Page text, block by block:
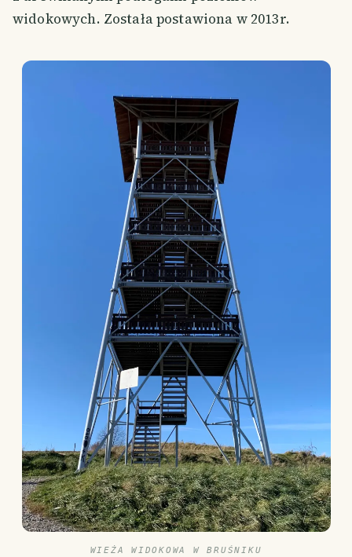
widokowych. Została postawiona w 2013r.
WIEŻA WIDOKOWA W BRUŚNIKU